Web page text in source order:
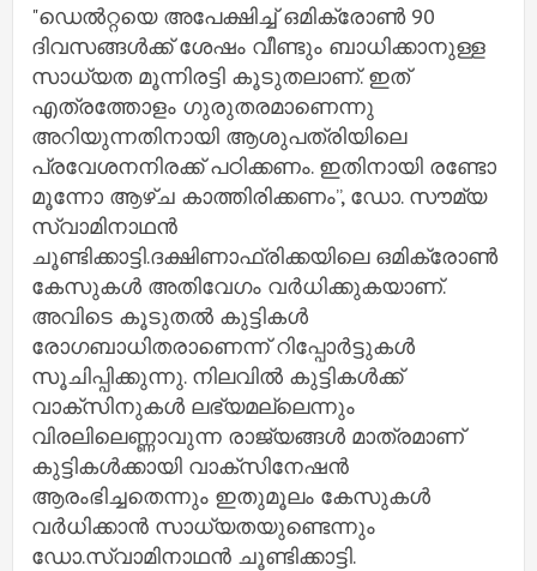
"ഡെല്‍റ്റയെ അപേക്ഷിച്ച്‌ ഒമിക്രോണ്‍ 90
ദിവസങ്ങള്‍ക്ക് ശേഷം വീണ്ടും ബാധിക്കാനുള്ള
സാധ്യത മൂന്നിരട്ടി കൂടുതലാണ്. ഇത്
എത്രത്തോളം ഗുരുതരമാണെന്നു
അറിയുന്നതിനായി ആശുപത്രിയിലെ
പ്രവേശനനിരക്ക് പഠിക്കണം. ഇതിനായി രണ്ടോ
മൂന്നോ ആഴ്ച കാത്തിരിക്കണം”, ഡോ. സൗമ്യ
സ്വാമിനാഥന്‍
ചൂണ്ടിക്കാട്ടി.ദക്ഷിണാഫ്രിക്കയിലെ ഒമിക്രോണ്‍
കേസുകള്‍ അതിവേഗം വര്‍ധിക്കുകയാണ്.
അവിടെ കൂടുതല്‍ കുട്ടികള്‍
രോഗബാധിതരാണെന്ന് റിപ്പോര്‍ട്ടുകള്‍
സൂചിപ്പിക്കുന്നു. നിലവില്‍ കുട്ടികള്‍ക്ക്
വാക്‌സിനുകള്‍ ലഭ്യമല്ലെന്നും
വിരലിലെണ്ണാവുന്ന രാജ്യങ്ങള്‍ മാത്രമാണ്
കുട്ടികള്‍ക്കായി വാക്‌സിനേഷന്‍
ആരംഭിച്ചതെന്നും ഇതുമൂലം കേസുകള്‍
വര്‍ധിക്കാന്‍ സാധ്യതയുണ്ടെന്നും
ഡോ.സ്വാമിനാഥന്‍ ചൂണ്ടിക്കാട്ടി.